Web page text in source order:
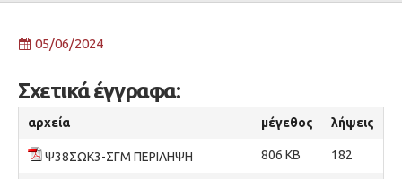
05/06/2024
Σχετικά έγγραφα:
αρχεία μέγεθος λήψεις
Ψ38ΣΩΚ3-ΣΓΜ ΠΕΡΙΛΗΨΗ 806 KB 182